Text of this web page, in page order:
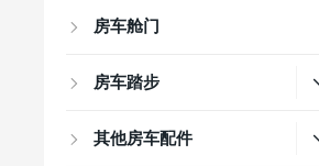
房车舱门
房车踏步
其他房车配件